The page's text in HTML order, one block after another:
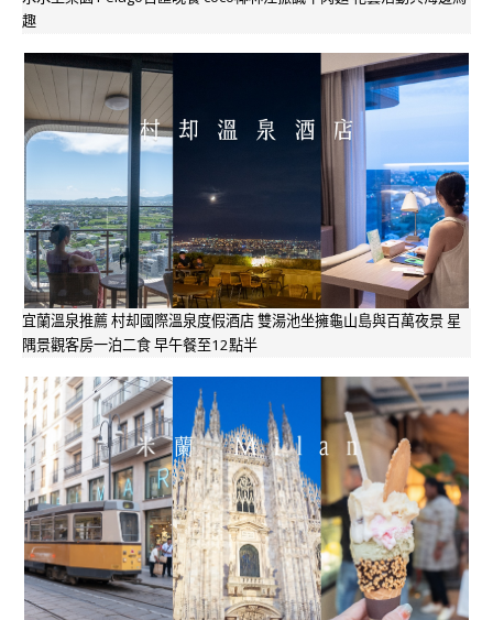
趣
宜蘭溫泉推薦 村却國際溫泉度假酒店 雙湯池坐擁龜山島與百萬夜景 星
隅景觀客房一泊二食 早午餐至12點半